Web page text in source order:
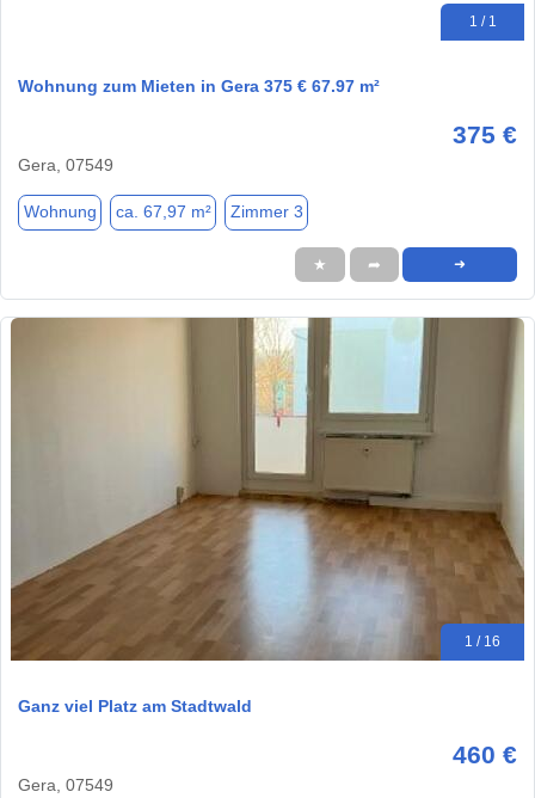
1 / 1
Wohnung zum Mieten in Gera 375 € 67.97 m²
375 €
Gera, 07549
Wohnung ca. 67,97 m² Zimmer 3
★ ➦ ➜
1 / 16
Ganz viel Platz am Stadtwald
460 €
Gera, 07549